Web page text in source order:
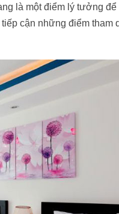
là một điểm lý tưởng
cận những điểm tham